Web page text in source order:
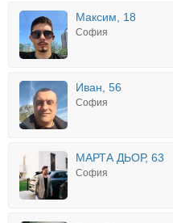
Максим, 18
София
Иван, 56
София
МАРТА ДЬОР, 63
София